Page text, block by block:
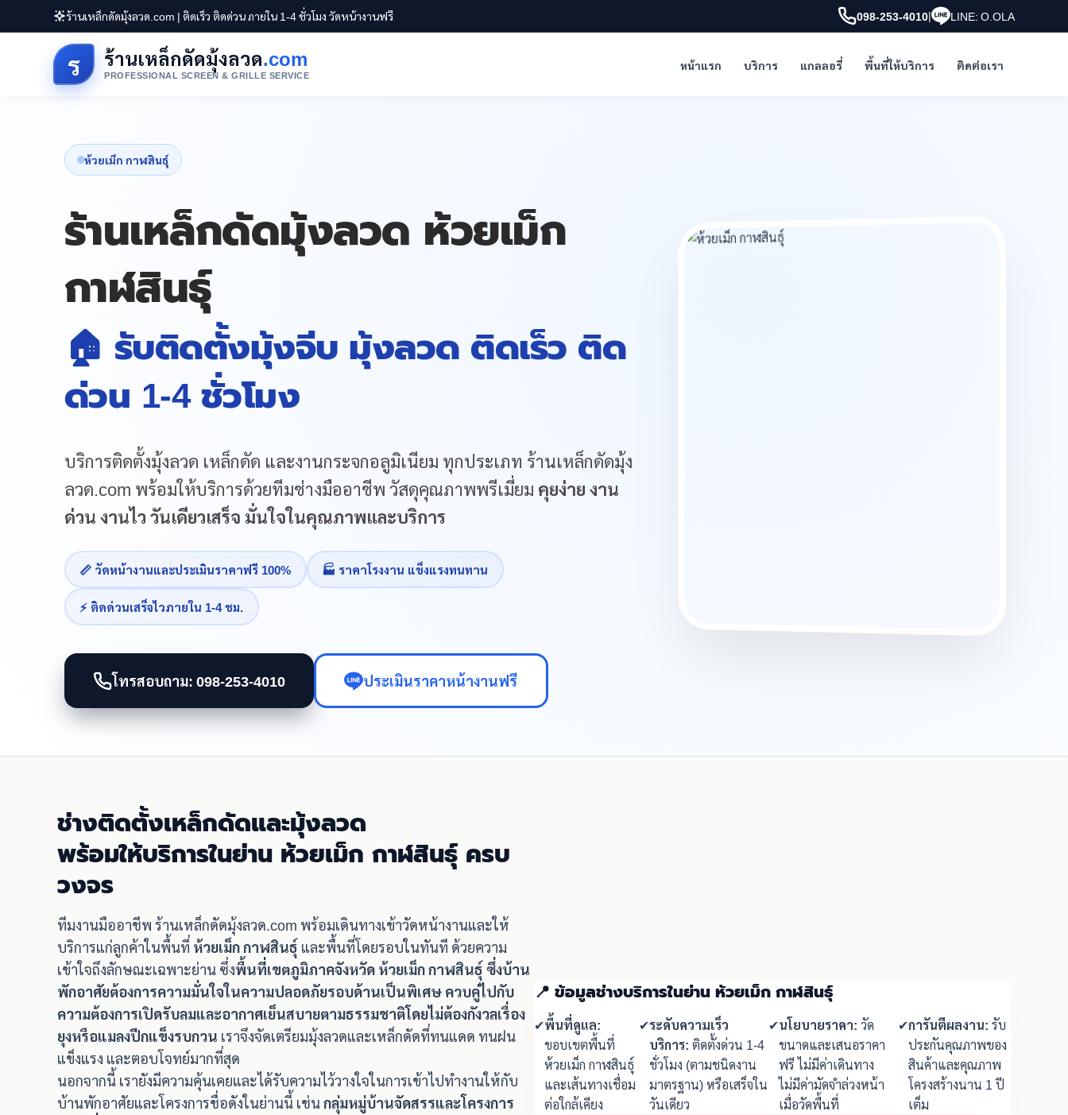
ร้านเหล็กดัดมุ้งลวด.com | ติดเร็ว ติดด่วน ภายใน 1-4 ชั่วโมง วัดหน้างานฟรี 098-253-4010| LINE: O.OLA
ร ร้านเหล็กดัดมุ้งลวด.com
PROFESSIONAL SCREEN & GRILLE SERVICE
หน้าแรก บริการ แกลลอรี่ พื้นที่ให้บริการ ติดต่อเรา
ห้วยเม็ก กาฬสินธุ์
ร้านเหล็กดัดมุ้งลวด ห้วยเม็ก
กาฬสินธุ์
🏠 รับติดตั้งมุ้งจีบ มุ้งลวด ติดเร็ว ติด
ด่วน 1-4 ชั่วโมง
บริการติดตั้งมุ้งลวด เหล็กดัด และงานกระจกอลูมิเนียม ทุกประเภท ร้านเหล็กดัดมุ้ง
ลวด.com พร้อมให้บริการด้วยทีมช่างมืออาชีพ วัสดุคุณภาพพรีเมี่ยม คุยง่าย งาน
ด่วน งานไว วันเดียวเสร็จ มั่นใจในคุณภาพและบริการ
📏 วัดหน้างานและประเมินราคาฟรี 100% 🏭 ราคาโรงงาน แข็งแรงทนทาน
⚡ ติดด่วนเสร็จไวภายใน 1-4 ชม.
โทรสอบถาม: 098-253-4010 ประเมินราคาหน้างานฟรี
ช่างติดตั้งเหล็กดัดและมุ้งลวด
พร้อมให้บริการในย่าน ห้วยเม็ก กาฬสินธุ์ ครบ
วงจร
ทีมงานมืออาชีพ ร้านเหล็กดัดมุ้งลวด.com พร้อมเดินทางเข้าวัดหน้างานและให้
บริการแก่ลูกค้าในพื้นที่ ห้วยเม็ก กาฬสินธุ์ และพื้นที่โดยรอบในทันที ด้วยความ
เข้าใจถึงลักษณะเฉพาะย่าน ซึ่งพื้นที่เขตภูมิภาคจังหวัด ห้วยเม็ก กาฬสินธุ์ ซึ่งบ้าน
พักอาศัยต้องการความมั่นใจในความปลอดภัยรอบด้านเป็นพิเศษ ควบคู่ไปกับ
ความต้องการเปิดรับลมและอากาศเย็นสบายตามธรรมชาติโดยไม่ต้องกังวลเรื่อง
ยุงหรือแมลงปีกแข็งรบกวน เราจึงจัดเตรียมมุ้งลวดและเหล็กดัดที่ทนแดด ทนฝน
แข็งแรง และตอบโจทย์มากที่สุด
นอกจากนี้ เรายังมีความคุ้นเคยและได้รับความไว้วางใจในการเข้าไปทำงานให้กับ
บ้านพักอาศัยและโครงการชื่อดังในย่านนี้ เช่นกลุ่มหมู่บ้านจัดสรรและโครงการ
📍 ข้อมูลช่างบริการในย่าน ห้วยเม็ก กาฬสินธุ์
✔พื้นที่ดูแล:
ขอบเขตพื้นที่
ห้วยเม็ก กาฬสินธุ์
และเส้นทางเชื่อม
ต่อใกล้เคียง
✔ระดับความเร็ว
บริการ: ติดตั้งด่วน 1-4
ชั่วโมง (ตามชนิดงาน
มาตรฐาน) หรือเสร็จใน
วันเดียว
✔นโยบายราคา: วัด
ขนาดและเสนอราคา
ฟรี ไม่มีค่าเดินทาง
ไม่มีค่ามัดจำล่วงหน้า
เมื่อวัดพื้นที่
✔การันตีผลงาน: รับ
ประกันคุณภาพของ
สินค้าและคุณภาพ
โครงสร้างนาน 1 ปี
เต็ม